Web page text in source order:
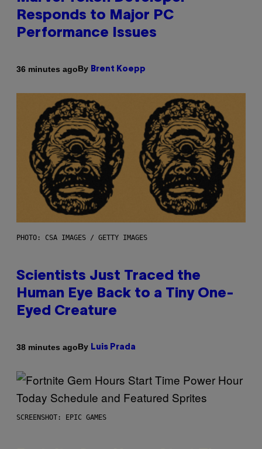
Responds to Major PC
Performance Issues
36 minutes agoBy Brent Koepp
PHOTO: CSA IMAGES / GETTY IMAGES
Scientists Just Traced the
Human Eye Back to a Tiny One-
Eyed Creature
38 minutes agoBy Luis Prada
SCREENSHOT: EPIC GAMES